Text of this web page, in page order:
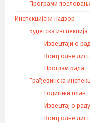
Програми
Инспекцијски надзор
Буџетска инспекција
Извештаји о
Контролне
Програм рада
Грађевинска
Годишњи план
Извештај о раду
Контролне